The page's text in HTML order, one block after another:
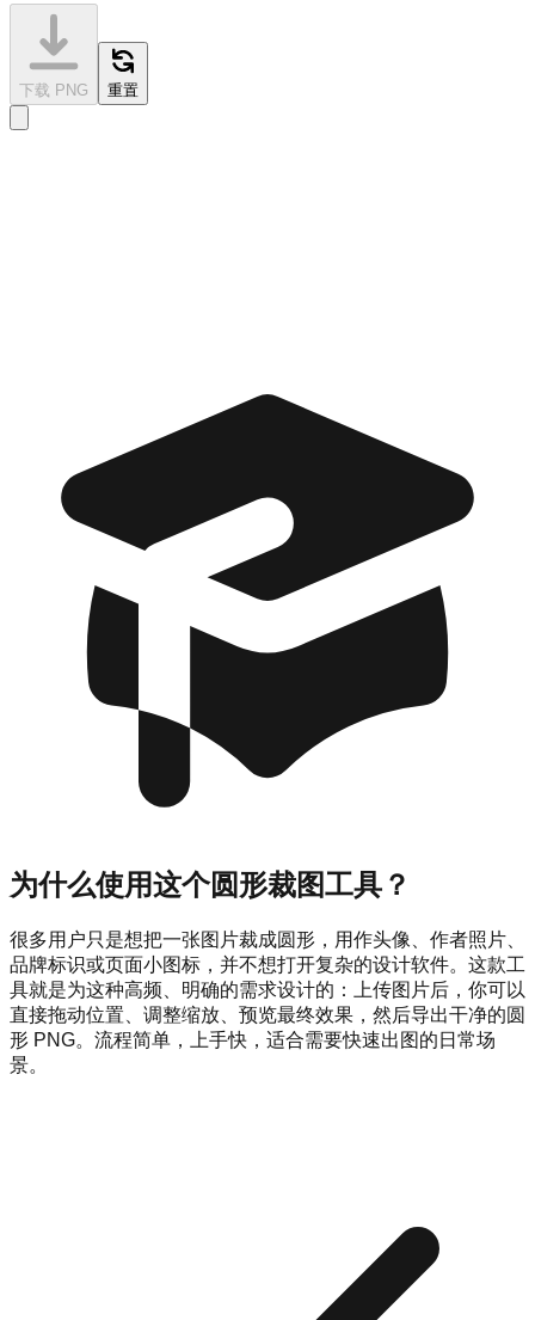
下载 PNG 重置
为什么使用这个圆形裁图工具？
很多用户只是想把一张图片裁成圆形，用作头像、作者照片、
品牌标识或页面小图标，并不想打开复杂的设计软件。这款工
具就是为这种高频、明确的需求设计的：上传图片后，你可以
直接拖动位置、调整缩放、预览最终效果，然后导出干净的圆
形 PNG。流程简单，上手快，适合需要快速出图的日常场
景。